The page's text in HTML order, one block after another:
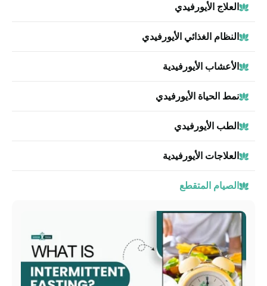
العلاج الأيورفيدي
النظام الغذائي الأيورفيدي
الأعشاب الأيورفيدية
نمط الحياة الأيورفيدي
الطب الأيورفيدي
العلاجات الأيورفيدية
الصيام المتقطع